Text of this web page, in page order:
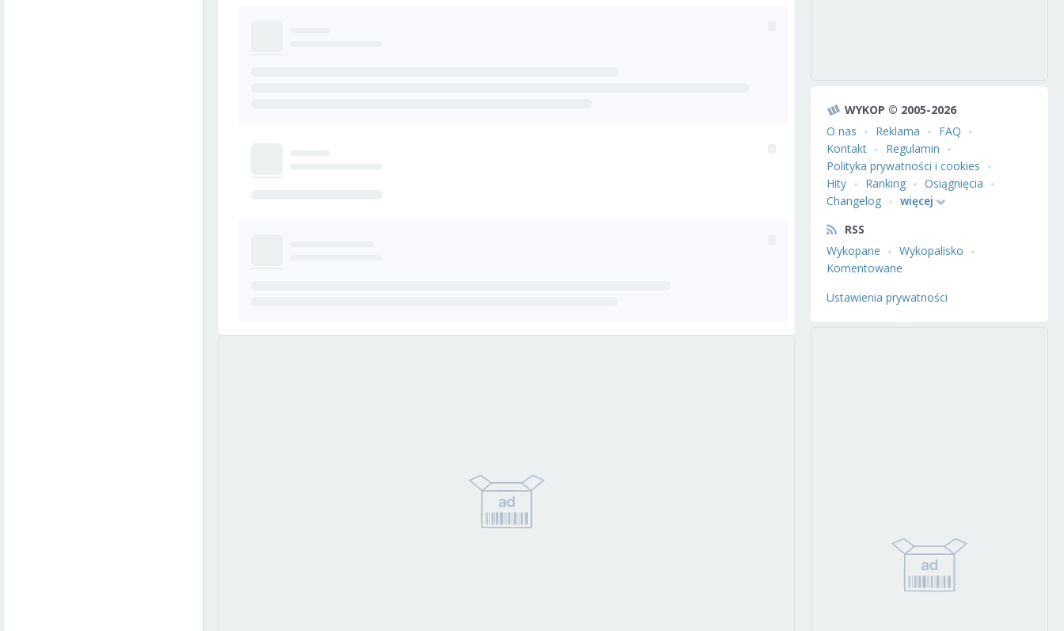
WYKOP © 2005-2026
O nas
Reklama
FAQ
Kontakt
Regulamin
Polityka prywatności i cookies
Hity
Ranking
Osiągnięcia
Changelog
więcej
RSS
Wykopane
Wykopalisko
Komentowane
Ustawienia prywatności